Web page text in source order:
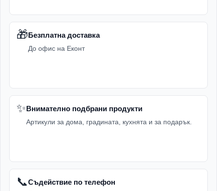
🎁Безплатна доставка
До офис на Еконт
✨Внимателно подбрани продукти
Артикули за дома, градината, кухнята и за подарък.
📞Съдействие по телефон